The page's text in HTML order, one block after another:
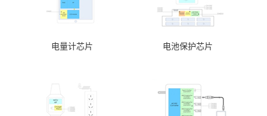
电量计芯片 电池保护芯片